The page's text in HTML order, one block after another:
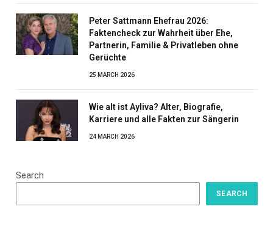
Peter Sattmann Ehefrau 2026:
Faktencheck zur Wahrheit über Ehe,
Partnerin, Familie & Privatleben ohne
Gerüchte
25 MARCH 2026
Wie alt ist Ayliva? Alter, Biografie,
Karriere und alle Fakten zur Sängerin
24 MARCH 2026
Search
SEARCH